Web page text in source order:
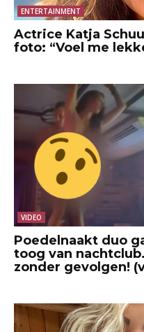
ENTERTAINMENT
Actrice Katja
foto: “Voel me
VIDEO
Poedelnaakt duo
toog van
zonder gevolgen!